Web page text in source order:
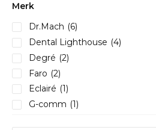
Merk
Dr.Mach (6)
Dental Lighthouse (4)
Degré (2)
Faro (2)
Eclairé (1)
G-comm (1)